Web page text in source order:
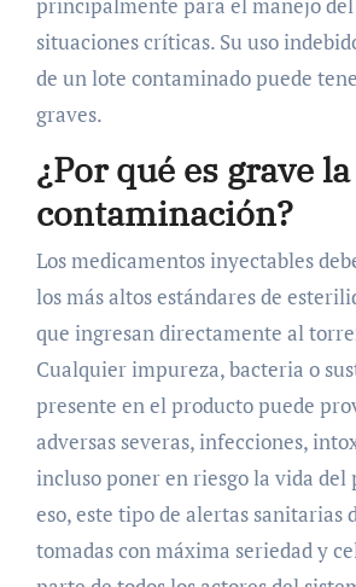
situaciones críticas. Su uso
de un lote contaminado puede
graves.
¿Por qué es grave la
contaminación?
Los medicamentos inyectables
los más altos estándares de
que ingresan directamente al
Cualquier impureza, bacteria o
presente en el producto puede
adversas severas, infecciones,
incluso poner en riesgo la vida del
eso, este tipo de alertas sanitarias
tomadas con máxima seriedad y